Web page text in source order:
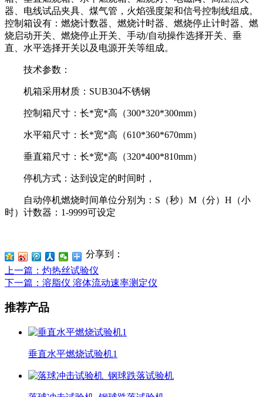
器、电线试品夹具、煤气管，火焰强度架和信号控制线组成。
控制箱设有：燃烧计数器、燃烧计时器、燃烧停止计时器、燃
烧启动开关、燃烧停止开关、手动/自动操作选择开关、垂
直、水平选择开关以及电源开关等组成。
技术参数：
机箱采用材质：SUB304不锈钢
控制箱尺寸：长*宽*高（300*320*300mm）
水平箱尺寸：长*宽*高（610*360*670mm）
垂直箱尺寸：长*宽*高（320*400*810mm）
停机方式：达到设定的时间时，
自动停机燃烧时间单位分别为：S（秒）M（分）H（小
时）计数器：1-9999可设定
分享到：
上一篇 ：灼热丝试验仪
下一篇 ：溶脂仪 溶体流动速率测定仪
推荐产品
垂直水平燃烧试验机1